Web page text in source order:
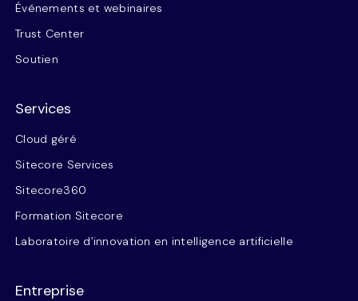
Événements et webinaires
Trust Center
Soutien
Services
Cloud géré
Sitecore Services
Sitecore360
Formation Sitecore
Laboratoire d’innovation en intelligence artificielle
Entreprise